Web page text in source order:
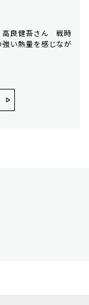
高良健吾さん 戦時
い熱量を感じなが